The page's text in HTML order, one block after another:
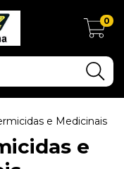
0
e Medicinais
e